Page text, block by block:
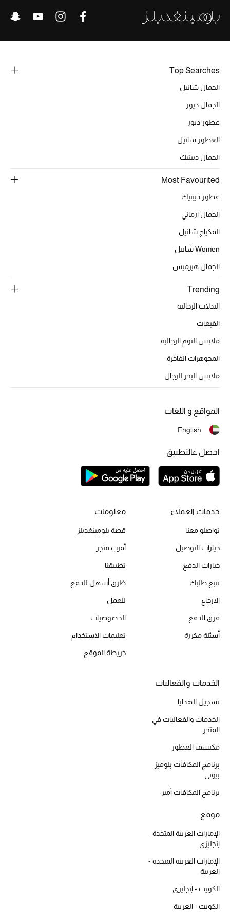
خصومات
ركن أناقة المنتجعات
حصريًا عبر الإنترنت
جميع إصدارتنا النسائية
تشكيلة المناسبات للنساء
الحب للمحلي
الملابس الرياضية النسائية
تشكيلة الأعراس
ركن الفخامة
جميع الأحذية النسائية
جميع الحقائب النسائية
جميع الإكسسورات النسائية
موضة نسائية
تسوقوا للنساء
الموسم الجديد
الحقائب النسائية
حقائب رجالية
حقائب الأطفال
تسوقوا الحقائب
الموسم الجديد
أحذية النسائية
تشكيلة الأحذية
الأحذية الرجالية
أحذية للأطفال
أبرز المصممين
Top Searches
الجمال شانيل
الجمال ديور
عطور ديور
العطور شانيل
الجمال ديبتيك
Most Favourited
عطور ديبتيك
الجمال ارماني
المكياج شانيل
Women شانيل
الجمال هيرميس
Trending
البدلات الرجالية
القبعات
ملابس النوم الرجالية
المجوهرات الفاخرة
ملابس البحر للرجال
خدمات العملاء
تواصلو معنا
خيارات التوصيل
خيارات الدفع
تتبع طلبك
الارجاع
فرق الدفع
أسئلة مكررة
معلومات
قصة بلومينغديلز
أقرب متجر
تطبيقنا
طُرق أسهل للدفع
للعمل
الخصوصيات
تعليمات الاستخدام
خريطة الموقع
الخدمات والفعاليات
تسجيل الهدايا
الخدمات والفعاليات في
المتجر
مكتشف العطور
برنامج المكافآت بلوميز
بيوتي
برنامج المكافآت أمبر
موقع
الإمارات العربية المتحدة -
إنجليزي
الإمارات العربية المتحدة -
العربية
الكويت - إنجليزي
الكويت - العربية
المواقع و اللغات
English
احصل عالتطبيق